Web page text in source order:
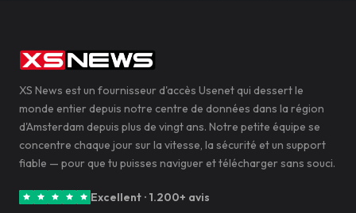
XS News est un fournisseur d'accès Usenet qui dessert le
monde entier depuis notre centre de données dans la région
d'Amsterdam depuis plus de vingt ans. Notre petite équipe se
concentre chaque jour sur la vitesse, la sécurité et un support
fiable — pour que tu puisses naviguer et télécharger sans souci.
Excellent · 1.200+ avis